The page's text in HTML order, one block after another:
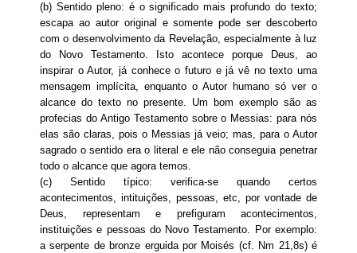
(b) Sentido pleno: é o significado mais profundo do texto;
escapa ao autor original e somente pode ser descoberto
com o desenvolvimento da Revelação, especialmente à luz
do Novo Testamento. Isto acontece porque Deus, ao
inspirar o Autor, já conhece o futuro e já vê no texto uma
mensagem implícita, enquanto o Autor humano só ver o
alcance do texto no presente. Um bom exemplo são as
profecias do Antigo Testamento sobre o Messias: para nós
elas são claras, pois o Messias já veio; mas, para o Autor
sagrado o sentido era o literal e ele não conseguia penetrar
todo o alcance que agora temos.
(c) Sentido típico: verifica-se quando certos
acontecimentos, intituições, pessoas, etc, por vontade de
Deus, representam e prefiguram acontecimentos,
instituições e pessoas do Novo Testamento. Por exemplo:
a serpente de bronze erguida por Moisés (cf. Nm 21,8s) é